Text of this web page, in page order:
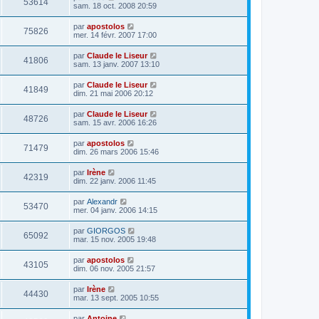
sam. 18 oct. 2008 20:59
75826 par apostolos
mer. 14 févr. 2007 17:00
41806 par Claude le Liseur
sam. 13 janv. 2007 13:10
41849 par Claude le Liseur
dim. 21 mai 2006 20:12
48726 par Claude le Liseur
sam. 15 avr. 2006 16:26
71479 par apostolos
dim. 26 mars 2006 15:46
42319 par Irène
dim. 22 janv. 2006 11:45
53470 par Alexandr
mer. 04 janv. 2006 14:15
65092 par GIORGOS
mar. 15 nov. 2005 19:48
43105 par apostolos
dim. 06 nov. 2005 21:57
44430 par Irène
mar. 13 sept. 2005 10:55